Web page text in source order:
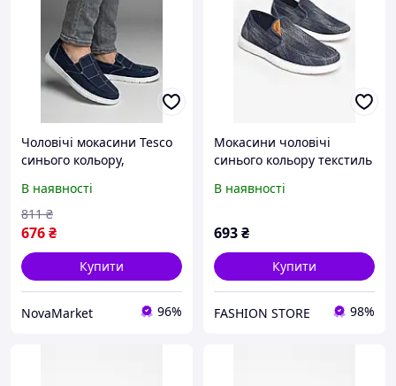
Чоловічі мокасини Tesco
синього кольору,
устілка 25,5-28 см.
В наявності
676₴
811 ₴
Купити
NovaMarket 96%
Мокасини чоловічі
синього кольору текстиль
В наявності
693₴
Купити
FASHION STORE 98%